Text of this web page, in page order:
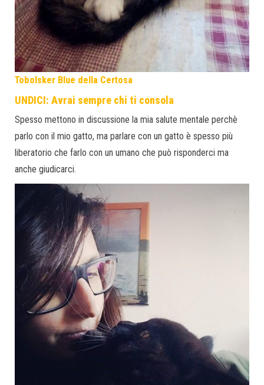
Tobolsker Blue della Certosa
UNDICI: Avrai sempre chi ti consola
Spesso mettono in discussione la mia salute mentale perchè
parlo con il mio gatto, ma parlare con un gatto è spesso più
liberatorio che farlo con un umano che può risponderci ma
anche giudicarci.